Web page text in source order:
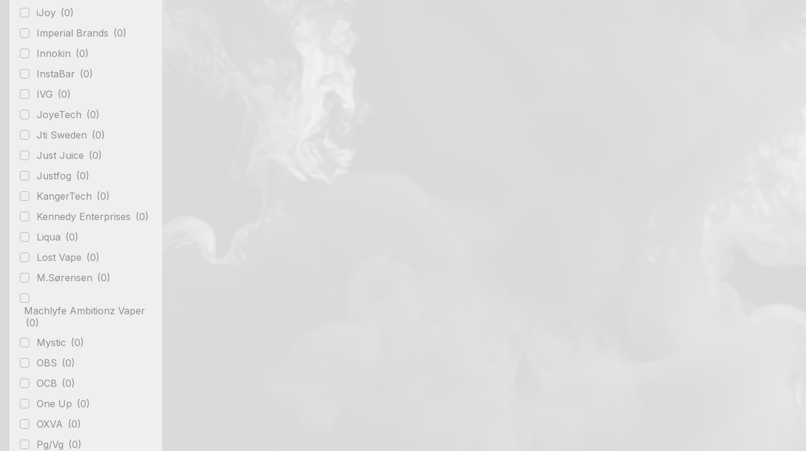
iJoy (0)
Imperial Brands (0)
Innokin (0)
InstaBar (0)
IVG (0)
JoyeTech (0)
Jti Sweden (0)
Just Juice (0)
Justfog (0)
KangerTech (0)
Kennedy Enterprises (0)
Liqua (0)
Lost Vape (0)
M.Sørensen (0)
Machlyfe Ambitionz Vaper
(0)
Mystic (0)
OBS (0)
OCB (0)
One Up (0)
OXVA (0)
Pg/Vg (0)